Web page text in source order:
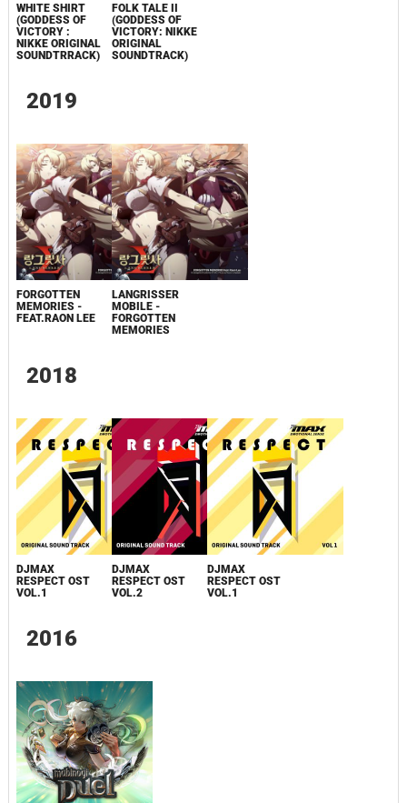
WHITE SHIRT
(GODDESS OF
VICTORY :
NIKKE ORIGINAL
SOUNDTRRACK)
FOLK TALE II
(GODDESS OF
VICTORY: NIKKE
ORIGINAL
SOUNDTRACK)
2019
FORGOTTEN
MEMORIES -
FEAT.RAON LEE
LANGRISSER
MOBILE -
FORGOTTEN
MEMORIES
2018
DJMAX
RESPECT OST
VOL.1
DJMAX
RESPECT OST
VOL.2
DJMAX
RESPECT OST
VOL.1
2016